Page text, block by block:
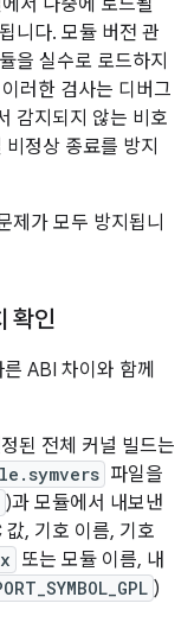
서 나중에 로드될
니다. 모듈 버전 관
을 실수로 로드하지
러한 검사는 디버그
감지되지 않는 비호
정상 종료를 방지
제가 모두 방지됩니
확인
ABI 차이와 함께
된 전체 커널 빌드는
파일을
)과 모듈에서 내보낸
, 기호 이름, 기호
또는 모듈 이름, 내
)